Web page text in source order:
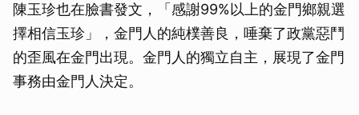
陳玉珍也在臉書發文，「感謝99%以上的金門鄉親選
擇相信玉珍」，金門人的純樸善良，唾棄了政黨惡鬥
的歪風在金門出現。金門人的獨立自主，展現了金門
事務由金門人決定。